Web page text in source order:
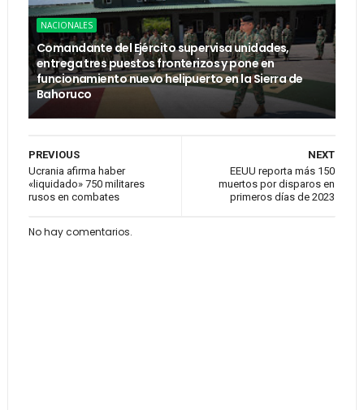
NACIONALES
Comandante del Ejército supervisa unidades,
entrega tres puestos fronterizos y pone en
funcionamiento nuevo helipuerto en la Sierra de
Bahoruco
NEXT
EEUU reporta más 150
muertos por disparos en
primeros días de 2023
PREVIOUS
Ucrania afirma haber
«liquidado» 750 militares
rusos en combates
No hay comentarios.